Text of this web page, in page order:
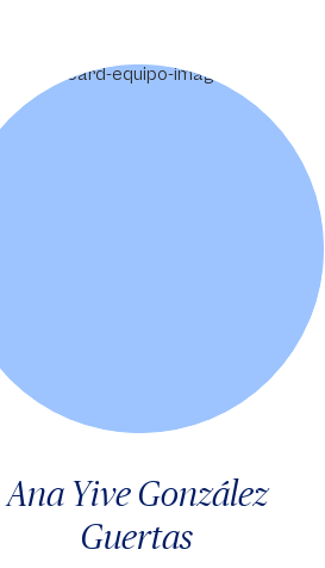
Ana Yive González
Guertas